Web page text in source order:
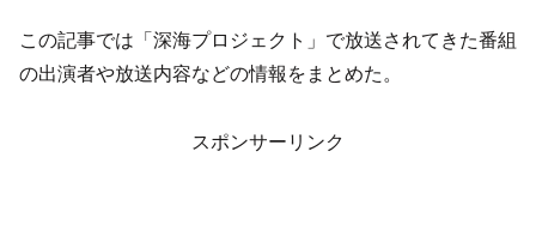
この記事では「深海プロジェクト」で放送されてきた番組
の出演者や放送内容などの情報をまとめた。
スポンサーリンク